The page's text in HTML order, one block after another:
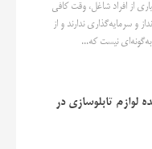
از افراد شاغل، وقت کافی
و سرمایه‌گذاری ندارند و از
نیست که...
لوازم تابلوسازی در